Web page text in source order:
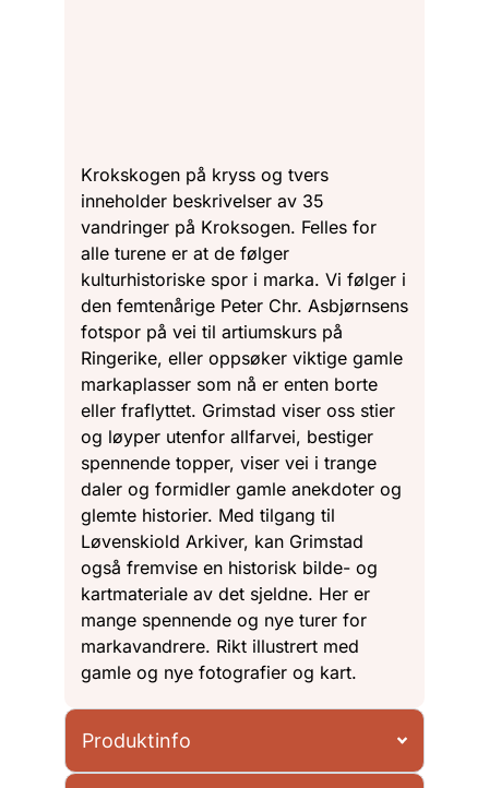
Krokskogen på kryss og tvers
inneholder beskrivelser av 35
vandringer på Kroksogen. Felles for
alle turene er at de følger
kulturhistoriske spor i marka. Vi følger i
den femtenårige Peter Chr. Asbjørnsens
fotspor på vei til artiumskurs på
Ringerike, eller oppsøker viktige gamle
markaplasser som nå er enten borte
eller fraflyttet. Grimstad viser oss stier
og løyper utenfor allfarvei, bestiger
spennende topper, viser vei i trange
daler og formidler gamle anekdoter og
glemte historier. Med tilgang til
Løvenskiold Arkiver, kan Grimstad
også fremvise en historisk bilde- og
kartmateriale av det sjeldne. Her er
mange spennende og nye turer for
markavandrere. Rikt illustrert med
gamle og nye fotografier og kart.
Produktinfo